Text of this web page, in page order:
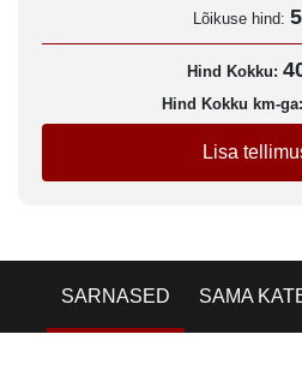
Lõikuse hind:
Hind Kokku:
Hind Kokku km-ga:
Lisa
SARNASED SAMA